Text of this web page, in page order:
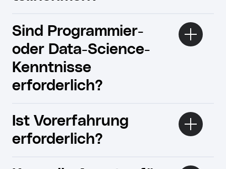
Sind Programmier-
oder Data-Science-
Kenntnisse
erforderlich?
Ist Vorerfahrung
erforderlich?